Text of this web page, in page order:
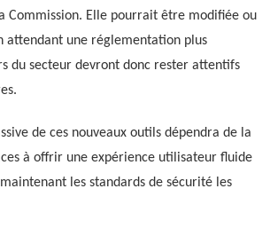
Commission. Elle pourrait être modifiée ou
attendant une réglementation plus
du secteur devront donc rester attentifs
de ces nouveaux outils dépendra de la
à offrir une expérience utilisateur fluide
les standards de sécurité les